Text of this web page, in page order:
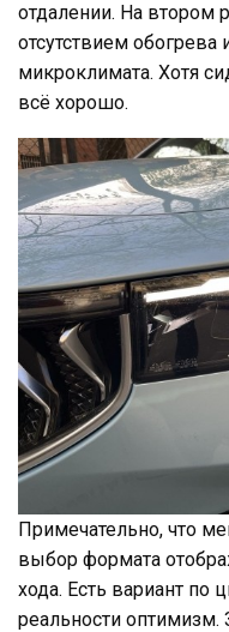
отдалении. На втором
отсутствием обогрева
микроклимата. Хотя
всё хорошо.
Примечательно, что
выбор формата
хода. Есть вариант по
реальности